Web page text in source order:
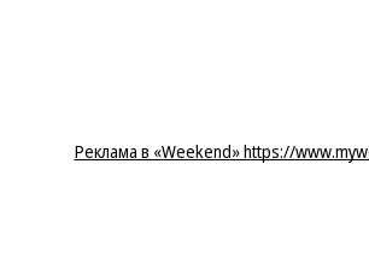
Реклама в «Weekend» https://